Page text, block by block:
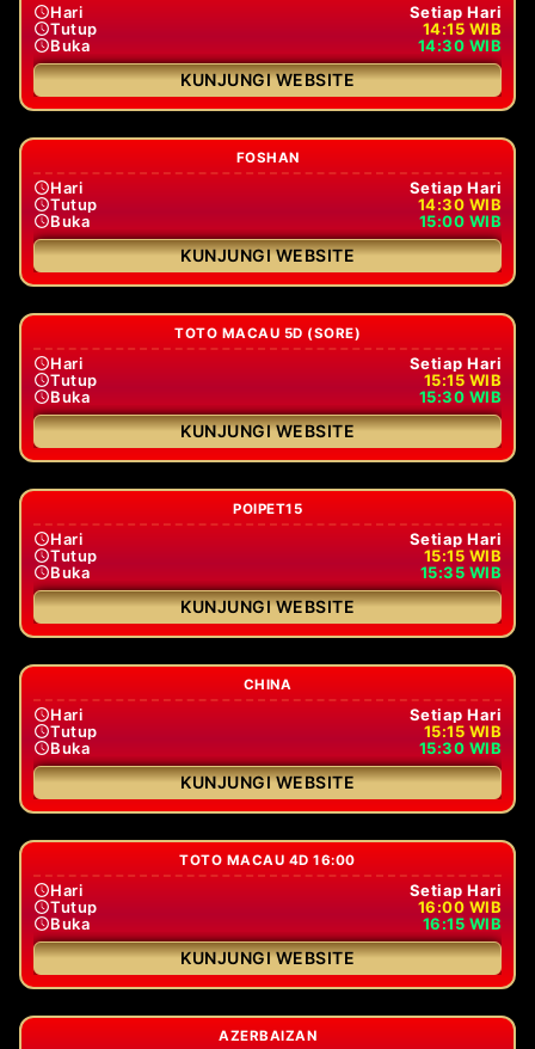
Hari
Setiap Hari
Tutup
14:15 WIB
Buka
14:30 WIB
KUNJUNGI WEBSITE
FOSHAN
Hari
Setiap Hari
Tutup
14:30 WIB
Buka
15:00 WIB
KUNJUNGI WEBSITE
TOTO MACAU 5D (SORE)
Hari
Setiap Hari
Tutup
15:15 WIB
Buka
15:30 WIB
KUNJUNGI WEBSITE
POIPET15
Hari
Setiap Hari
Tutup
15:15 WIB
Buka
15:35 WIB
KUNJUNGI WEBSITE
CHINA
Hari
Setiap Hari
Tutup
15:15 WIB
Buka
15:30 WIB
KUNJUNGI WEBSITE
TOTO MACAU 4D 16:00
Hari
Setiap Hari
Tutup
16:00 WIB
Buka
16:15 WIB
KUNJUNGI WEBSITE
AZERBAIZAN